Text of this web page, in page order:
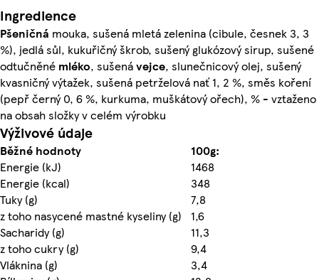
Ingredience
Pšeničná mouka, sušená mletá zelenina (cibule, česnek 3, 3
%), jedlá sůl, kukuřičný škrob, sušený glukózový sirup, sušené
odtučněné mléko, sušenávejce, slunečnicový olej, sušený
kvasničný výtažek, sušená petrželová nať 1, 2 %, směs koření
(pepř černý 0, 6 %, kurkuma, muškátový ořech), % - vztaženo
na obsah složky v celém výrobku
Výživové údaje
Běžné hodnoty
100g:
Energie (kJ)
1468
Energie (kcal)
348
Tuky (g)
7,8
z toho nasycené mastné kyseliny (g)
1,6
Sacharidy (g)
11,3
z toho cukry (g)
9,4
Vláknina (g)
3,4